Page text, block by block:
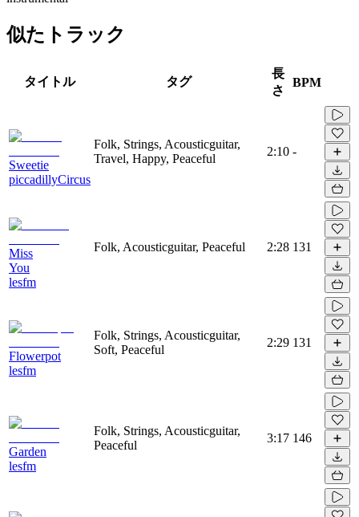
似たトラック
タイトル タグ
長
さ
BPM
Sweetie
piccadillyCircus
Folk, Strings, Acousticguitar,
Travel, Happy, Peaceful
2:10 -
Miss
You
lesfm
Folk, Acousticguitar, Peaceful 2:28 131
Flowerpot
lesfm
Folk, Strings, Acousticguitar,
Soft, Peaceful
2:29 131
Garden
lesfm
Folk, Strings, Acousticguitar,
Peaceful
3:17 146